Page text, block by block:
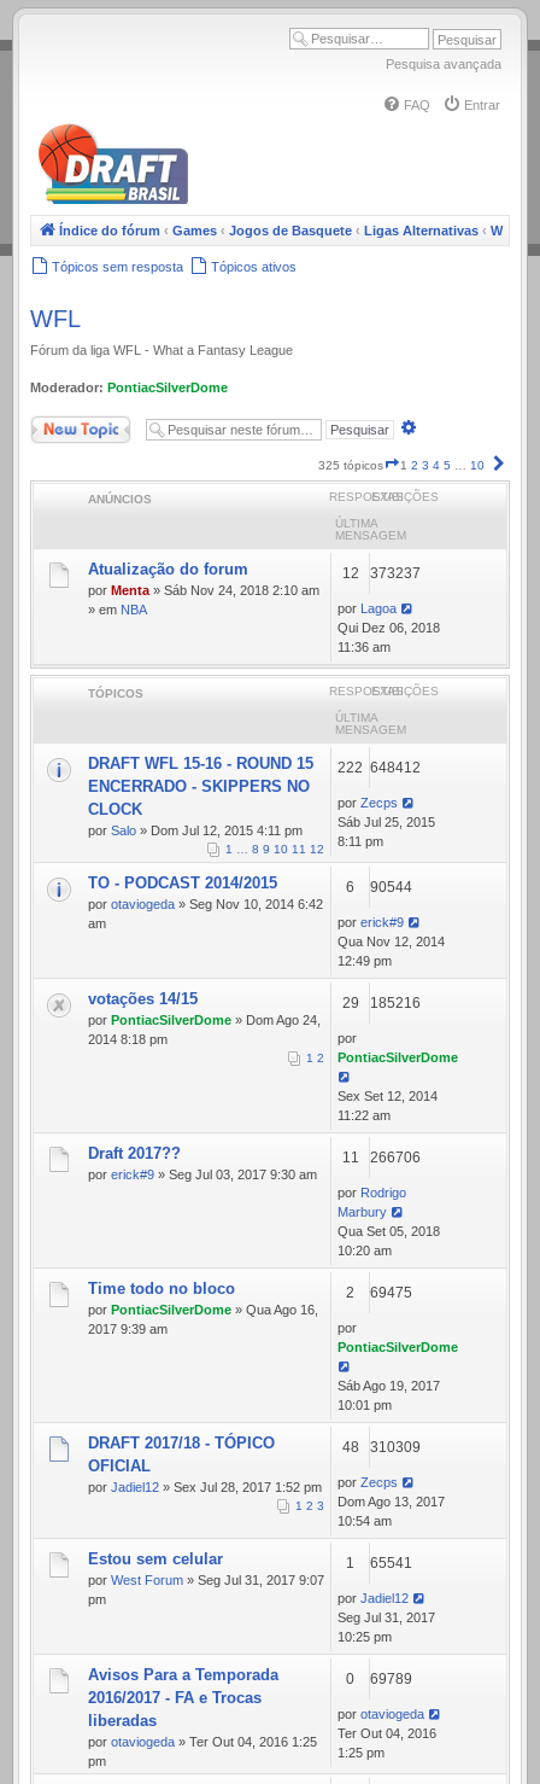
.
Pesquisa avançada
FAQ Entrar
Índice do fórum ‹ Games ‹ Jogos de Basquete ‹ Ligas Alternativas ‹ WFL
Tópicos sem resposta Tópicos ativos
WFL
Fórum da liga WFL - What a Fantasy League
Moderador: PontiacSilverDome
Novo Tópico
325 tópicos Página
1
de
1 2 3 4 5 … 10
ANÚNCIOS RESPOSTASEXIBIÇÕES
ÚLTIMA
MENSAGEM
Atualização do forum
por Menta » Sáb Nov 24, 2018 2:10 am
» em NBA
12 373237
por
Lagoa
Qui Dez 06, 2018
11:36 am
TÓPICOS RESPOSTASEXIBIÇÕES
ÚLTIMA
MENSAGEM
DRAFT WFL 15-16 - ROUND 15
ENCERRADO - SKIPPERS NO
CLOCK
por Salo » Dom Jul 12, 2015 4:11 pm
1 … 8 9 10 11 12
222 648412
por Zecps
Sáb Jul 25, 2015
8:11 pm
TO - PODCAST 2014/2015
por otaviogeda » Seg Nov 10, 2014 6:42
am
6 90544
por erick#9
Qua Nov 12, 2014
12:49 pm
votações 14/15
por PontiacSilverDome » Dom Ago 24,
2014 8:18 pm
1 2
29 185216
por
PontiacSilverDome
Sex Set 12, 2014
11:22 am
Draft 2017??
por erick#9 » Seg Jul 03, 2017 9:30 am
11 266706
por Rodrigo
Marbury
Qua Set 05, 2018
10:20 am
Time todo no bloco
por PontiacSilverDome » Qua Ago 16,
2017 9:39 am
2 69475
por
PontiacSilverDome
Sáb Ago 19, 2017
10:01 pm
DRAFT 2017/18 - TÓPICO
OFICIAL
por Jadiel12 » Sex Jul 28, 2017 1:52 pm
1 2 3
48 310309
por Zecps
Dom Ago 13, 2017
10:54 am
Estou sem celular
por West Forum » Seg Jul 31, 2017 9:07
pm
1 65541
por Jadiel12
Seg Jul 31, 2017
10:25 pm
Avisos Para a Temporada
2016/2017 - FA e Trocas
liberadas
por otaviogeda » Ter Out 04, 2016 1:25
pm
0 69789
por otaviogeda
Ter Out 04, 2016
1:25 pm